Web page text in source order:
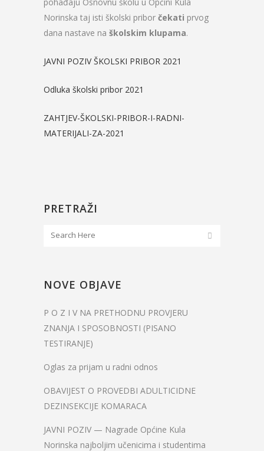
Norinska taj isti školski pribor čekati prvog
dana nastave na školskim klupama.
JAVNI POZIV ŠKOLSKI PRIBOR 2021
Odluka školski pribor 2021
ZAHTJEV-ŠKOLSKI-PRIBOR-I-RADNI-
MATERIJALI-ZA-2021
PRETRAŽI
NOVE OBJAVE
P O Z I V NA PRETHODNU PROVJERU
ZNANJA I SPOSOBNOSTI (PISANO
TESTIRANJE)
Oglas za prijam u radni odnos
OBAVIJEST O PROVEDBI ADULTICIDNE
DEZINSEKCIJE KOMARACA
JAVNI POZIV — Nagrade Općine Kula
Norinska najboljim učenicima i studentima